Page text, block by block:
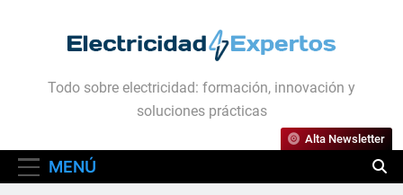
Electricidad Expertos
Todo sobre electricidad: formación, innovación y
soluciones prácticas
MENÚ
Alta Newsletter